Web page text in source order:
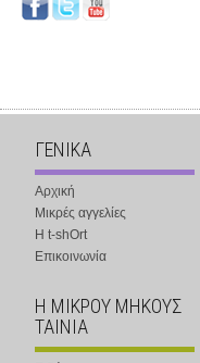
ΓΕΝΙΚΑ
Αρχική
Μικρές αγγελίες
Η t-shOrt
Επικοινωνία
Η ΜΙΚΡΟΥ ΜΗΚΟΥΣ
ΤΑΙΝΙΑ